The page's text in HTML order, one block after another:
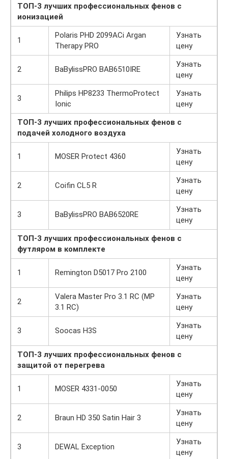
ТОП-3 лучших профессиональных фенов с
ионизацией
1
Polaris PHD 2099ACi Argan
Therapy PRO
Узнать
цену
2 BaBylissPRO BAB6510IRE
Узнать
цену
3
Philips HP8233 ThermoProtect
Ionic
Узнать
цену
ТОП-3 лучших профессиональных фенов с
подачей холодного воздуха
1 MOSER Protect 4360
Узнать
цену
2 Coifin CL5 R
Узнать
цену
3 BaBylissPRO BAB6520RE
Узнать
цену
ТОП-3 лучших профессиональных фенов с
футляром в комплекте
1 Remington D5017 Pro 2100
Узнать
цену
2
Valera Master Pro 3.1 RC (MP
3.1 RC)
Узнать
цену
3 Soocas H3S
Узнать
цену
ТОП-3 лучших профессиональных фенов с
защитой от перегрева
1 MOSER 4331-0050
Узнать
цену
2 Braun HD 350 Satin Hair 3
Узнать
цену
3 DEWAL Exception
Узнать
цену